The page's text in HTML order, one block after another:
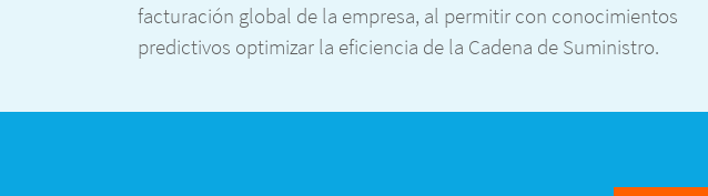
facturación global de la empresa, al permitir con conocimientos
predictivos optimizar la eficiencia de la Cadena de Suministro.